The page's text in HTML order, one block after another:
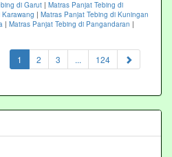
di Garut | Matras Panjat Tebing di
| Matras Panjat Tebing di Kuningan
| Matras Panjat Tebing di Pangandaran |
1 (current)
2 3 ... 124